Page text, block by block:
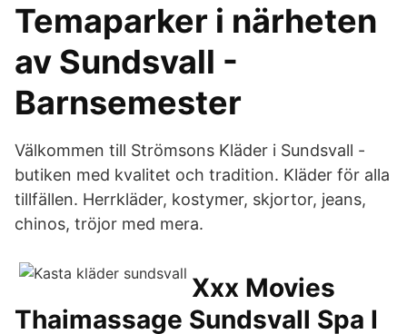
Temaparker i närheten
av Sundsvall -
Barnsemester
Välkommen till Strömsons Kläder i Sundsvall -
butiken med kvalitet och tradition. Kläder för alla
tillfällen. Herrkläder, kostymer, skjortor, jeans,
chinos, tröjor med mera.
Xxx Movies
Thaimassage Sundsvall Spa I